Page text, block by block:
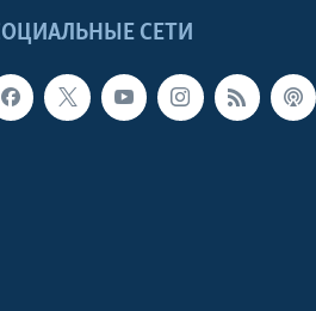
СЕТИ